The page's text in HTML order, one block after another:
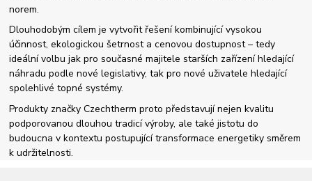
norem.
Dlouhodobým cílem je vytvořit řešení kombinující vysokou
účinnost, ekologickou šetrnost a cenovou dostupnost – tedy
ideální volbu jak pro současné majitele starších zařízení hledající
náhradu podle nové legislativy, tak pro nové uživatele hledající
spolehlivé topné systémy.
Produkty značky Czechtherm proto představují nejen kvalitu
podporovanou dlouhou tradicí výroby, ale také jistotu do
budoucna v kontextu postupující transformace energetiky směrem
k udržitelnosti.